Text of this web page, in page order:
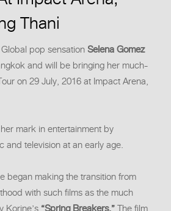
Thani
pop sensation Selena Gomez
and will be bringing her much-
on 29 July, 2016 at Impact Arena,
mark in entertainment by
and television at an early age.
began making the transition from
with such films as the much